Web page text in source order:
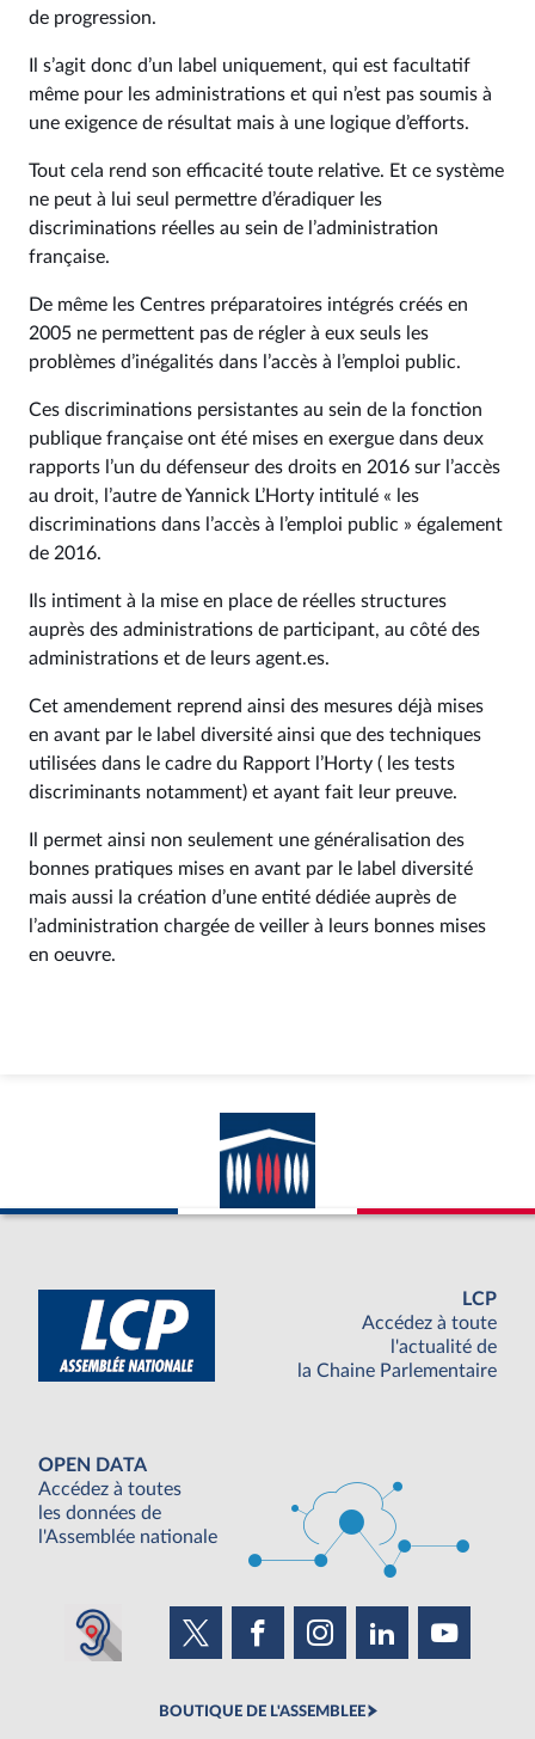
de progression.
Il s’agit donc d’un label uniquement, qui est facultatif
même pour les administrations et qui n’est pas soumis à
une exigence de résultat mais à une logique d’efforts.
Tout cela rend son efficacité toute relative. Et ce système
ne peut à lui seul permettre d’éradiquer les
discriminations réelles au sein de l’administration
française.
De même les Centres préparatoires intégrés créés en
2005 ne permettent pas de régler à eux seuls les
problèmes d’inégalités dans l’accès à l’emploi public.
Ces discriminations persistantes au sein de la fonction
publique française ont été mises en exergue dans deux
rapports l’un du défenseur des droits en 2016 sur l’accès
au droit, l’autre de Yannick L’Horty intitulé « les
discriminations dans l’accès à l’emploi public » également
de 2016.
Ils intiment à la mise en place de réelles structures
auprès des administrations de participant, au côté des
administrations et de leurs agent.es.
Cet amendement reprend ainsi des mesures déjà mises
en avant par le label diversité ainsi que des techniques
utilisées dans le cadre du Rapport l’Horty ( les tests
discriminants notamment) et ayant fait leur preuve.
Il permet ainsi non seulement une généralisation des
bonnes pratiques mises en avant par le label diversité
mais aussi la création d’une entité dédiée auprès de
l’administration chargée de veiller à leurs bonnes mises
en oeuvre.
LCP
Accédez à toute
l'actualité de
la Chaine Parlementaire
OPEN DATA
Accédez à toutes
les données de
l'Assemblée nationale
BOUTIQUE DE L'ASSEMBLEE